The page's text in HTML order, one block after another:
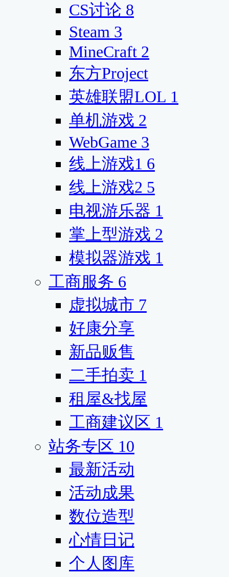
CS讨论 8
Steam 3
MineCraft 2
东方Project
英雄联盟LOL 1
单机游戏 2
WebGame 3
线上游戏1 6
线上游戏2 5
电视游乐器 1
掌上型游戏 2
模拟器游戏 1
工商服务 6
虚拟城市 7
好康分享
新品贩售
二手拍卖 1
租屋&找屋
工商建议区 1
站务专区 10
最新活动
活动成果
数位造型
心情日记
个人图库